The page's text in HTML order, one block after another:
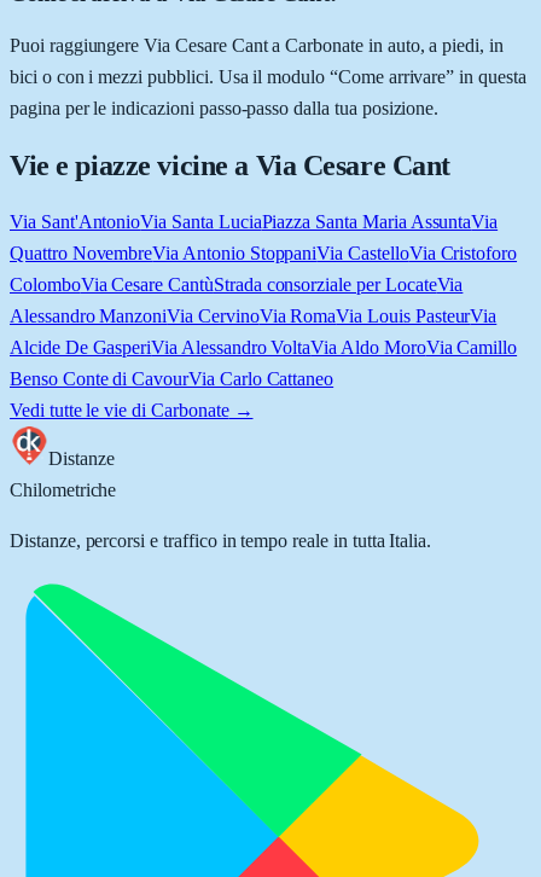
Puoi raggiungere Via Cesare Cant a Carbonate in auto, a piedi, in
bici o con i mezzi pubblici. Usa il modulo “Come arrivare” in questa
pagina per le indicazioni passo-passo dalla tua posizione.
Vie e piazze vicine a Via Cesare Cant
Via Sant'AntonioVia Santa LuciaPiazza Santa Maria AssuntaVia
Quattro NovembreVia Antonio StoppaniVia CastelloVia Cristoforo
ColomboVia Cesare CantùStrada consorziale per LocateVia
Alessandro ManzoniVia CervinoVia RomaVia Louis PasteurVia
Alcide De GasperiVia Alessandro VoltaVia Aldo MoroVia Camillo
Benso Conte di CavourVia Carlo Cattaneo
Vedi tutte le vie di Carbonate→
Distanze
Chilometriche
Distanze, percorsi e traffico in tempo reale in tutta Italia.